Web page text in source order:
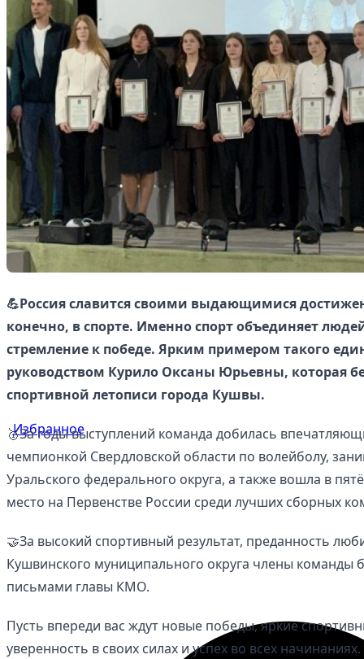
Избранное
💪Россия славится своими выдающимися
конечно, в спорте. Именно спорт объединяет
стремление к победе. Ярким примером такого
руководством Курило Оксаны Юрьевны, которая
спортивной летописи города Кушвы.
🥇За годы выступлений команда добилась
чемпионкой Свердловской области по волейболу,
Уральского федерального округа, а также вошла в
место на Первенстве России среди лучших сборных
🤝За высокий спортивный результат, преданность
Кушвинского муниципального округа члены команды
письмами главы КМО.
Пусть впереди вас ждут новые победы, яркие
уверенность в своих силах и успех во всех